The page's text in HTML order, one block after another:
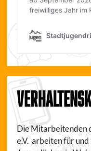
Die Mitarbeitenden
e.V. arbeiten für